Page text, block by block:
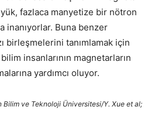
fazlaca manyetize bir nötron
inanıyorlar. Buna benzer
birleşmelerini tanımlamak için
insanlarının magnetarların
yardımcı oluyor.
Bilim ve Teknoloji Üniversitesi/Y. Xue et al;